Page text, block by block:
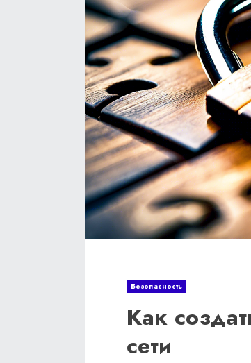
Безопасность
Как
сети